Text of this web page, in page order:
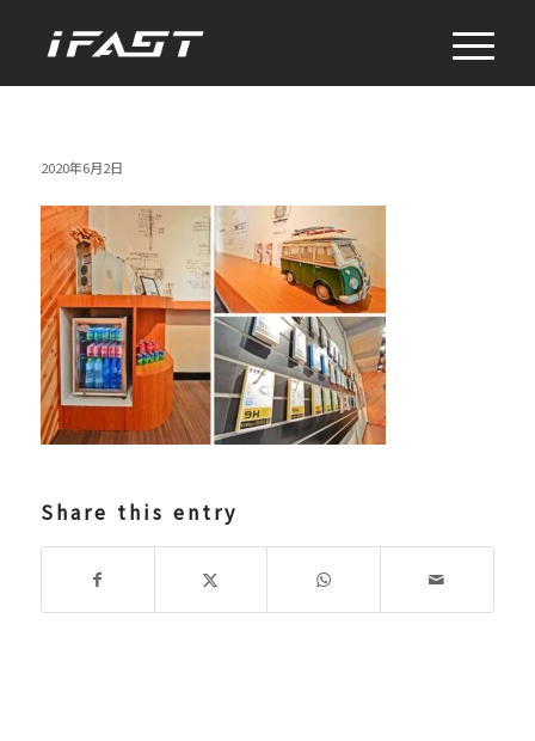
2020年6月2日
Share this entry